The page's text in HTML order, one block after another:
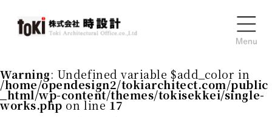
Warning: Undefined variable $add_color in
/home/opendesign2/tokiarchitect.com/public
_html/wp-content/themes/tokisekkei/single-
works.php on line17